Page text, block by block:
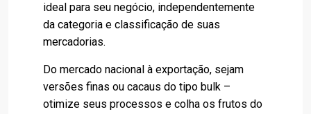
ideal para seu negócio, independentemente
da categoria e classificação de suas
mercadorias.
Do mercado nacional à exportação, sejam
versões finas ou cacaus do tipo bulk –
otimize seus processos e colha os frutos do